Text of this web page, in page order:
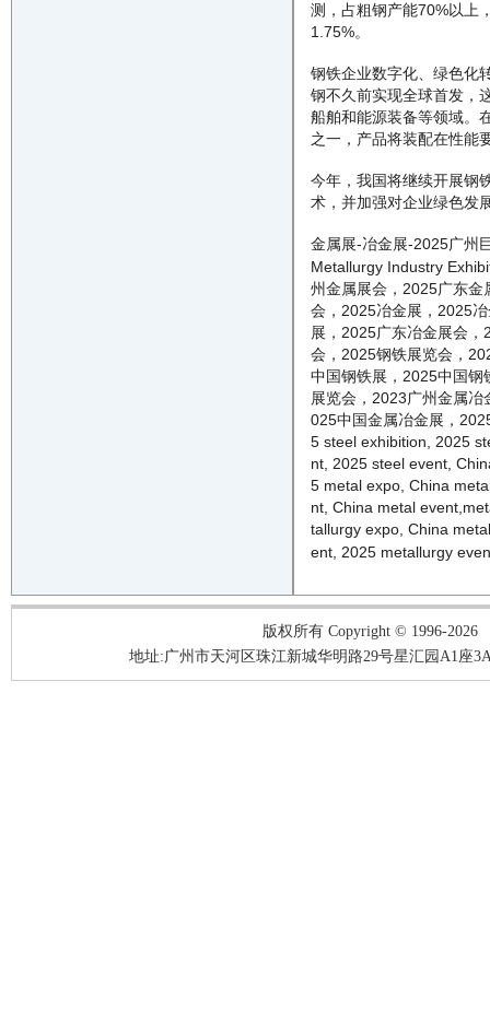
测，占粗钢产能70%以上
1.75%。
钢铁企业数字化、绿色化
钢不久前实现全球首发，
船舶和能源装备等领域。
之一，产品将装配在性能
今年，我国将继续开展钢
术，并加强对企业绿色发
金属展-冶金展-2025广州
Metallurgy Industry
州金属展会， 2025广东金
会， 2025冶金展， 2025
展， 2025广东冶金展会，
会， 2025钢铁展览会，
中国钢铁展， 2025中国钢
展览会， 2023广州金属冶
025中国金属冶金展，
5 steel exhibition, 2025
nt 2025 steel event ,
5 metal expo, China
nt , China metal event,
tallurgy expo, China
ent 2025 metallurgy
版权所有 Copyright © 1996-2026
地址:广州市天河区珠江新城华明路29号星汇园A1座